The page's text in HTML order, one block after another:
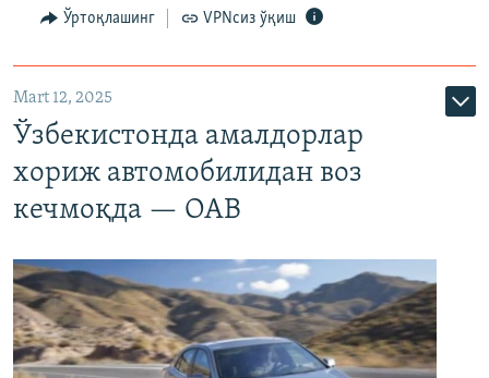
Ўртоқлашинг VPNсиз ўқиш
Mart 12, 2025
Ўзбекистонда амалдорлар
хориж автомобилидан воз
кечмоқда — ОАВ